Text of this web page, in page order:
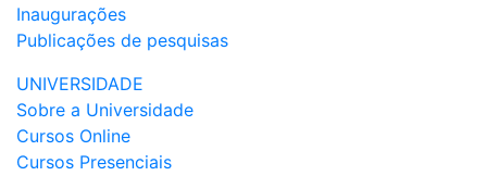
Inaugurações
Publicações de pesquisas
UNIVERSIDADE
Sobre a Universidade
Cursos Online
Cursos Presenciais